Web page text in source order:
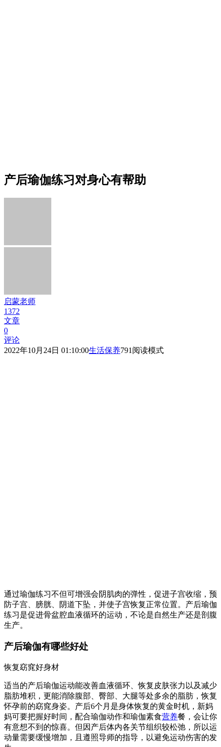
产后瑜伽练习对身心有帮助
启蒙老师
1372
文章
0
评论
2022年10月24日 01:10:00生活保养791 阅读模式
通过瑜伽练习不但可增强会阴肌肉的弹性，促进子宫收缩，预
防子宫、膀胱、阴道下坠，并使子宫恢复正常位置。产后瑜伽
练习是促进骨盆腔血液循环的运动，不论是自然生产还是剖腹
生产。
产后瑜伽有哪些好处
恢复窈窕好身材
适当的产后瑜伽运动能改善血液循环、恢复皮肤张力以及减少
脂肪堆积，更能消除腹部、臀部、大腿等处多余的脂肪，恢复
怀孕前的窈窕身姿。产后6个月是身体恢复的黄金时机，新妈
妈可要把握好时间，配合瑜伽动作和瑜伽素食营养餐，会让你
有意想不到的惊喜。但因产后体内各关节组织较松弛，所以运
动量需要缓慢增加，且遵照导师的指导，以避免运动伤害的发